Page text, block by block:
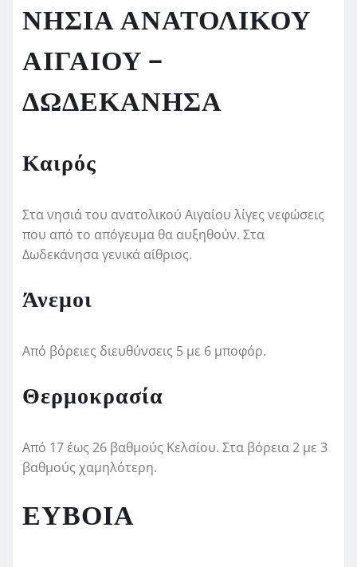
ΝΗΣΙΑ ΑΝΑΤΟΛΙΚΟΥ
ΑΙΓΑΙΟΥ –
ΔΩΔΕΚΑΝΗΣΑ
Καιρός
Στα νησιά του ανατολικού Αιγαίου λίγες νεφώσεις
που από το απόγευμα θα αυξηθούν. Στα
Δωδεκάνησα γενικά αίθριος.
Άνεμοι
Από βόρειες διευθύνσεις 5 με 6 μποφόρ.
Θερμοκρασία
Από 17 έως 26 βαθμούς Κελσίου. Στα βόρεια 2 με 3
βαθμούς χαμηλότερη.
ΕΥΒΟΙΑ